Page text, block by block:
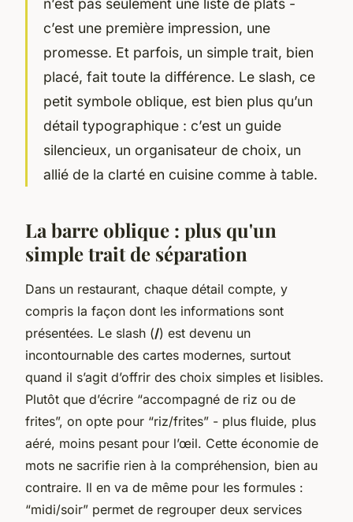
n’est pas seulement une liste de plats -
c’est une première impression, une
promesse. Et parfois, un simple trait, bien
placé, fait toute la différence. Le slash, ce
petit symbole oblique, est bien plus qu’un
détail typographique : c’est un guide
silencieux, un organisateur de choix, un
allié de la clarté en cuisine comme à table.
La barre oblique : plus qu'un
simple trait de séparation
Dans un restaurant, chaque détail compte, y
compris la façon dont les informations sont
présentées. Le slash (/) est devenu un
incontournable des cartes modernes, surtout
quand il s’agit d’offrir des choix simples et lisibles.
Plutôt que d’écrire “accompagné de riz ou de
frites”, on opte pour “riz/frites” - plus fluide, plus
aéré, moins pesant pour l’œil. Cette économie de
mots ne sacrifie rien à la compréhension, bien au
contraire. Il en va de même pour les formules :
“midi/soir” permet de regrouper deux services